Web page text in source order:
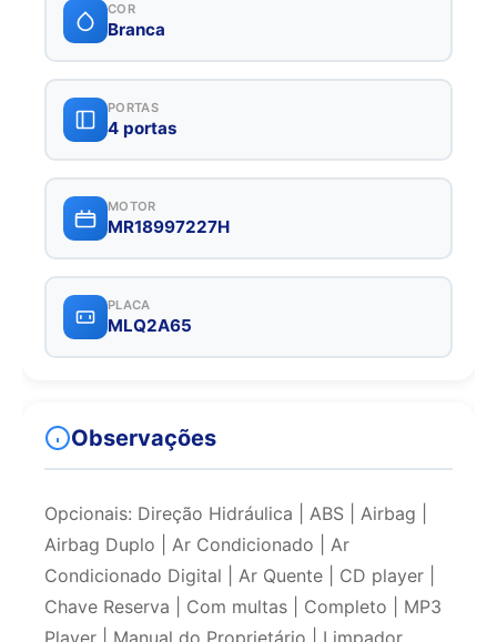
COR
Branca
PORTAS
4 portas
MOTOR
MR18997227H
PLACA
MLQ2A65
Observações
Opcionais: Direção Hidráulica | ABS | Airbag |
Airbag Duplo | Ar Condicionado | Ar
Condicionado Digital | Ar Quente | CD player |
Chave Reserva | Com multas | Completo | MP3
Player | Manual do Proprietário | Limpador